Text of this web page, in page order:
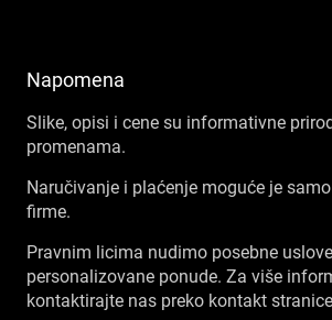
Napomena
Slike, opisi i cene su informativne
promenama.
Naručivanje i plaćenje moguće je
firme.
Pravnim licima nudimo posebne
personalizovane ponude. Za više
kontaktirajte nas preko kontakt